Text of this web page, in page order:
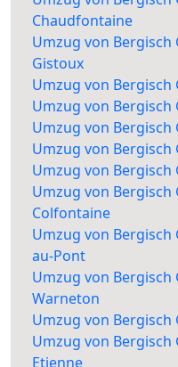
Chaudfontaine
Umzug von Bergisch
Gistoux
Umzug von Bergisch
Umzug von Bergisch
Umzug von Bergisch
Umzug von Bergisch
Umzug von Bergisch
Umzug von Bergisch
Colfontaine
Umzug von Bergisch
au-Pont
Umzug von Bergisch
Warneton
Umzug von Bergisch
Umzug von Bergisch
Etienne